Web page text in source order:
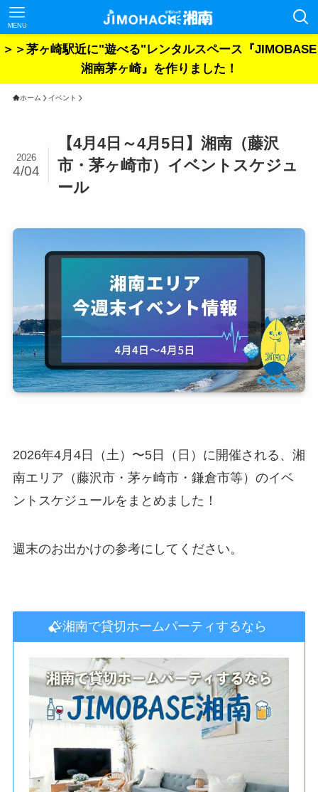
MENU
＞＞茅ヶ崎駅近に"遊べる"レンタルスペース『JIMOBASE
湘南茅ヶ崎』を作りました！
ホーム イベント
【4月4日～4月5日】湘南（藤沢
市・茅ヶ崎市）イベントスケジュ
ール
2026
4/04
2026年4月4日（土）〜5日（日）に開催される、湘
南エリア（藤沢市・茅ヶ崎市・鎌倉市等）のイベ
ントスケジュールをまとめました！
週末のお出かけの参考にしてください。
湘南で貸切ホームパーティするなら